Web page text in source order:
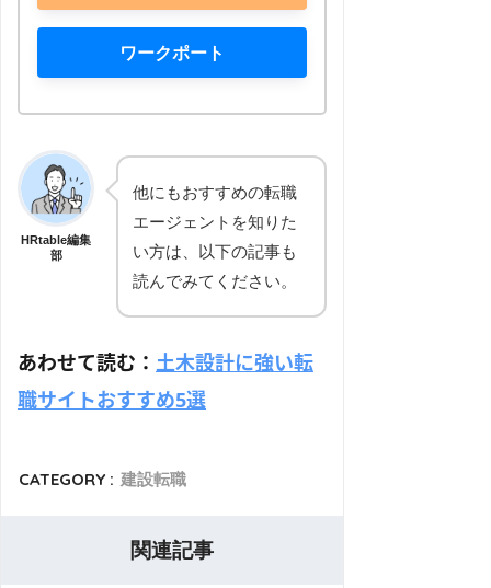
ワークポート
HRtable編集
部
他にもおすすめの転職
エージェントを知りた
い方は、以下の記事も
読んでみてください。
あわせて読む： 土木設計に強い転
職サイトおすすめ5選
CATEGORY : 建設転職
関連記事